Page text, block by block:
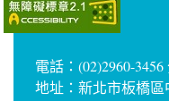
電話：(02)2960-3456
地址：新北市板橋區